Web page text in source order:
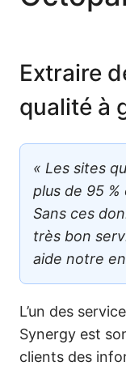
Extraire
qualité à
« Les sites
plus de 95 %
Sans ces
très bon
aide notre
L’un des
Synergy est
clients des